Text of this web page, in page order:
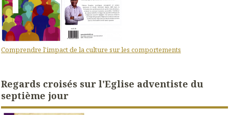
Comprendre l'impact de la culture sur les comportements
Regards croisés sur l'Eglise adventiste du
septième jour